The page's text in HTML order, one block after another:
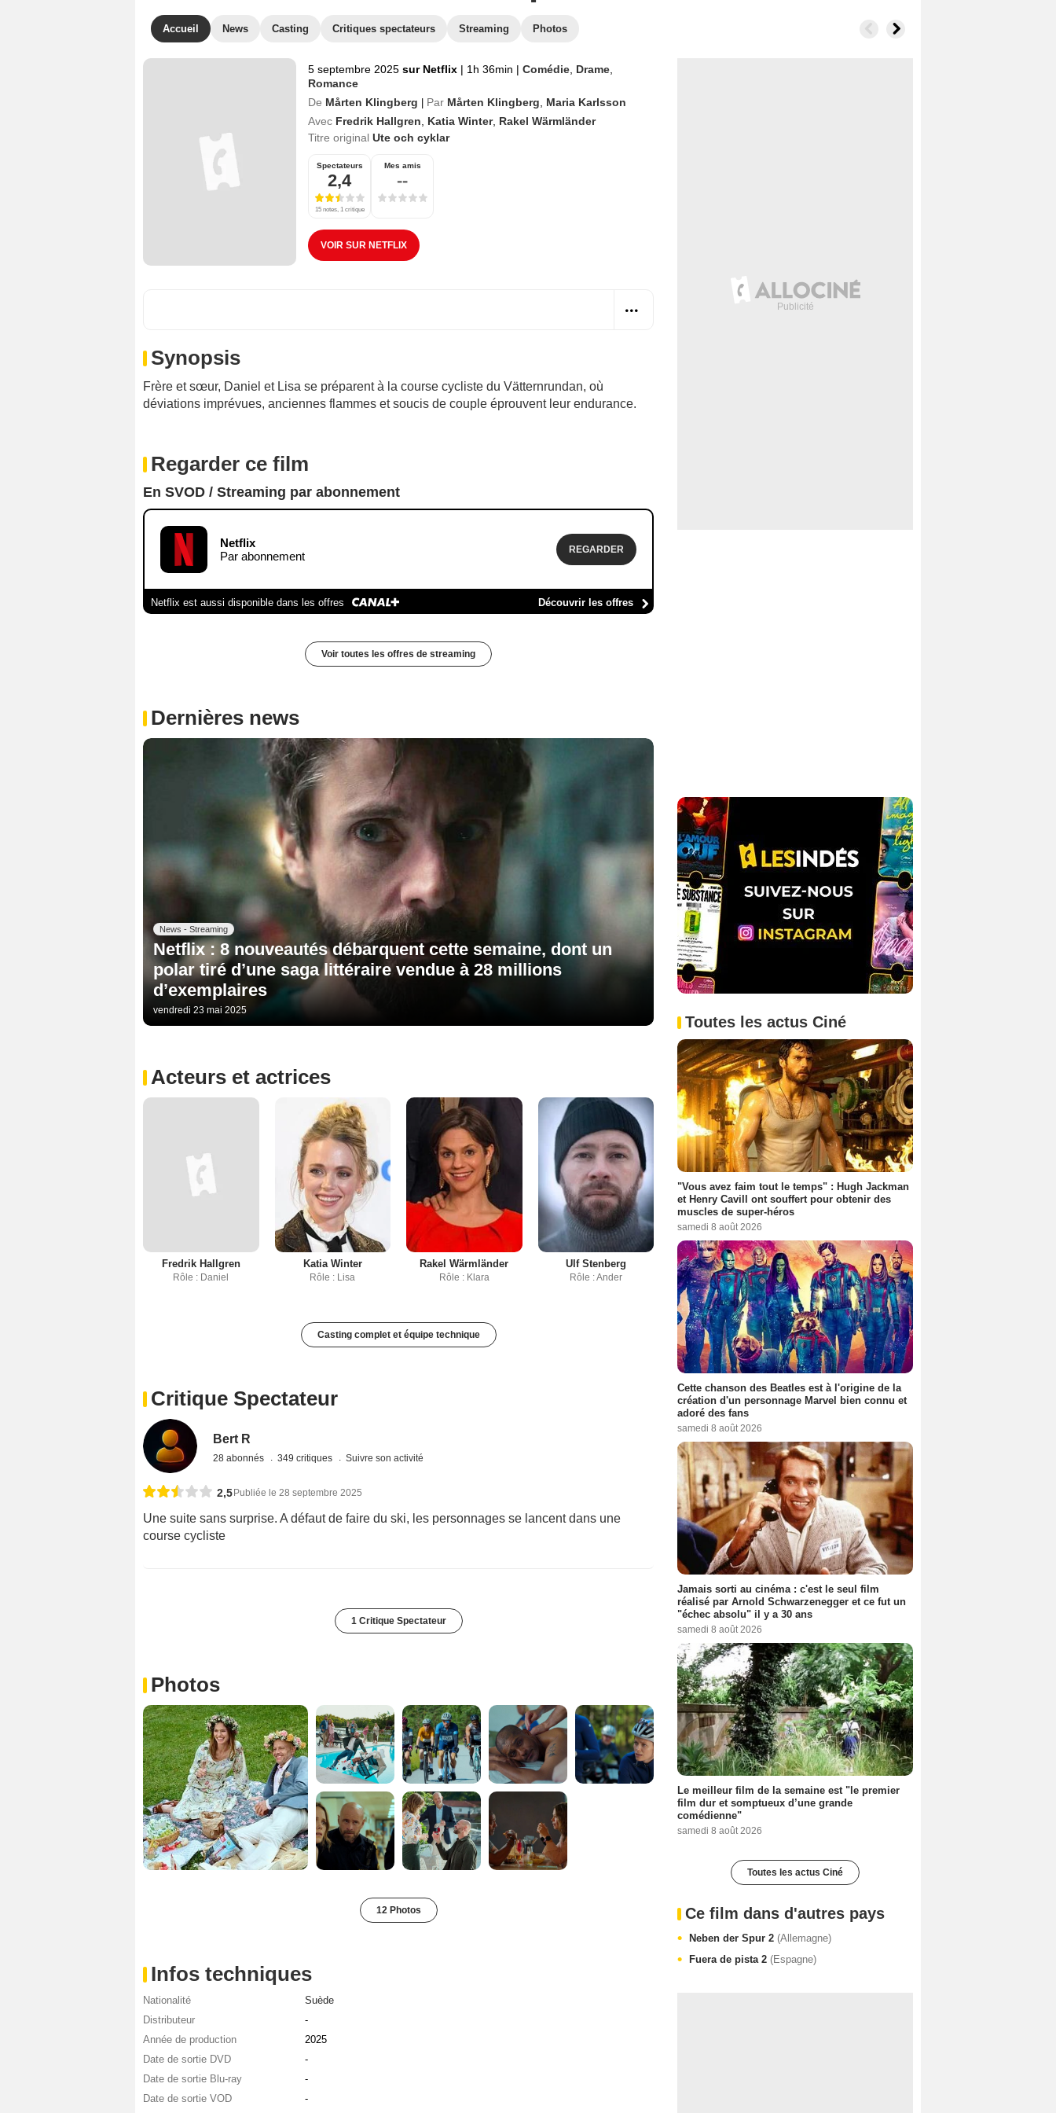
Accueil News Casting Critiques spectateurs Streaming Photos
5 septembre 2025 sur Netflix | 1h 36min | Comédie Drame
Romance
De Mårten Klingberg Par Mårten Klingberg
Maria Karlsson
Avec Fredrik Hallgren Katia Winter, Rakel Wärmländer
Titre original Ute och cyklar
Spectateurs
2,4
15 notes, 1 critique
Mes amis
--
VOIR SUR NETFLIX
Synopsis
Frère et sœur, Daniel et Lisa se préparent à la course cycliste du Vätternrundan, où
déviations imprévues, anciennes flammes et soucis de couple éprouvent leur endurance.
Regarder ce film
En SVOD / Streaming par abonnement
Netflix
Par abonnement
REGARDER
Netflix est aussi disponible dans les offres Découvrir les offres
Voir toutes les offres de streaming
Dernières news
News - Streaming
Netflix : 8 nouveautés débarquent cette semaine, dont un
polar tiré d’une saga littéraire vendue à 28 millions
d’exemplaires
vendredi 23 mai 2025
Acteurs et actrices
Fredrik Hallgren
Rôle : Daniel
Katia Winter
Rôle : Lisa
Rakel Wärmländer
Rôle : Klara
Ulf Stenberg
Rôle : Ander
Casting complet et équipe technique
Critique Spectateur
Bert R
28 abonnés 349 critiques Suivre son activité
2,5Publiée le 28 septembre 2025
Une suite sans surprise. A défaut de faire du ski, les personnages se lancent dans une
course cycliste
1 Critique Spectateur
Photos
12 Photos
Infos techniques
Nationalité
Suède
Distributeur
-
Année de production
2025
Date de sortie DVD
-
Date de sortie Blu-ray
-
Date de sortie VOD
-
Toutes les actus Ciné
"Vous avez faim tout le temps" : Hugh Jackman
et Henry Cavill ont souffert pour obtenir des
muscles de super-héros
samedi 8 août 2026
Cette chanson des Beatles est à l'origine de la
création d'un personnage Marvel bien connu et
adoré des fans
samedi 8 août 2026
Jamais sorti au cinéma : c'est le seul film
réalisé par Arnold Schwarzenegger et ce fut un
"échec absolu" il y a 30 ans
samedi 8 août 2026
Le meilleur film de la semaine est "le premier
film dur et somptueux d’une grande
comédienne"
samedi 8 août 2026
Toutes les actus Ciné
Ce film dans d'autres pays
Neben der Spur 2 (Allemagne)
Fuera de pista 2 (Espagne)